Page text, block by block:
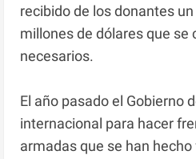
recibido de los donantes un
millones de dólares que se
necesarios.
El año pasado el Gobierno
internacional para hacer
armadas que se han